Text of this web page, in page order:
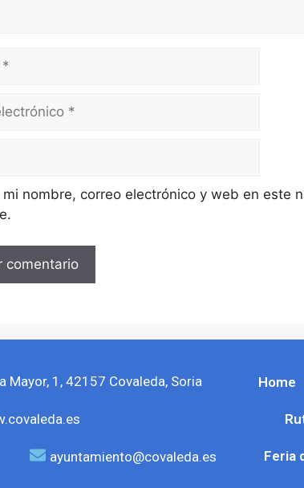
mi nombre, correo electrónico y web en este
Mayor, 1, 42157 Covaleda, Soria
ayuntamiento@covaleda.es
Home
Feria